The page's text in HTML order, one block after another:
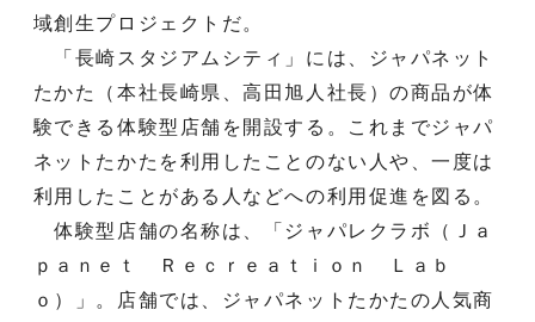
域創生プロジェクトだ。
「長崎スタジアムシティ」には、ジャパネット
たかた（本社長崎県、高田旭人社長）の商品が体
験できる体験型店舗を開設する。これまでジャパ
ネットたかたを利用したことのない人や、一度は
利用したことがある人などへの利用促進を図る。
体験型店舗の名称は、「ジャパレクラボ（Ｊａ
ｐａｎｅｔ Ｒｅｃｒｅａｔｉｏｎ Ｌａｂ
ｏ）」。店舗では、ジャパネットたかたの人気商